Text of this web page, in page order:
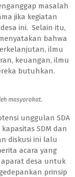
masalah
jika kegiatan
ini. Selain itu,
bahwa
ilmu
keuangan, ilmu
butuhkan.
masyarakat.
unggulan SDA
SDM dan
diskusi ini lalu
acara yang
desa untuk
prinsip